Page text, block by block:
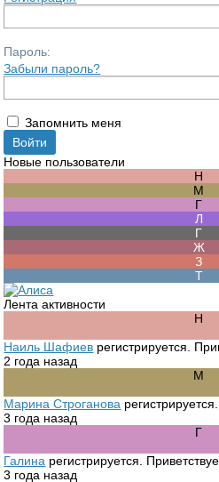
Пароль:
Забыли пароль?
Запомнить меня
Новые пользователи
Лента активности
Наиль Шафиев регистрируется.
2 года назад
Марина Строганова
3 года назад
Галина регистрируется.
3 года назад